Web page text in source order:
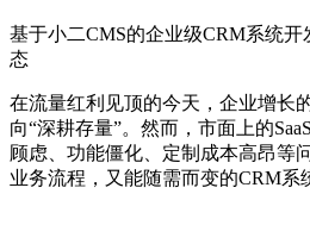
基于小二CMS的企业级CRM系统
态
在流量红利见顶的今天，企业增长
向“深耕存量”。然而，市面上的
顾虑、功能僵化、定制成本高昂等
业务流程，又能随需而变的CRM系